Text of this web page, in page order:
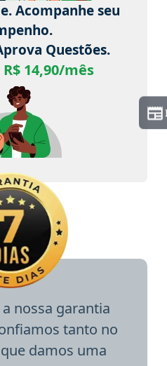
Acompanhe seu
Questões.
14,90/mês
nossa garantia
tanto no
damos uma